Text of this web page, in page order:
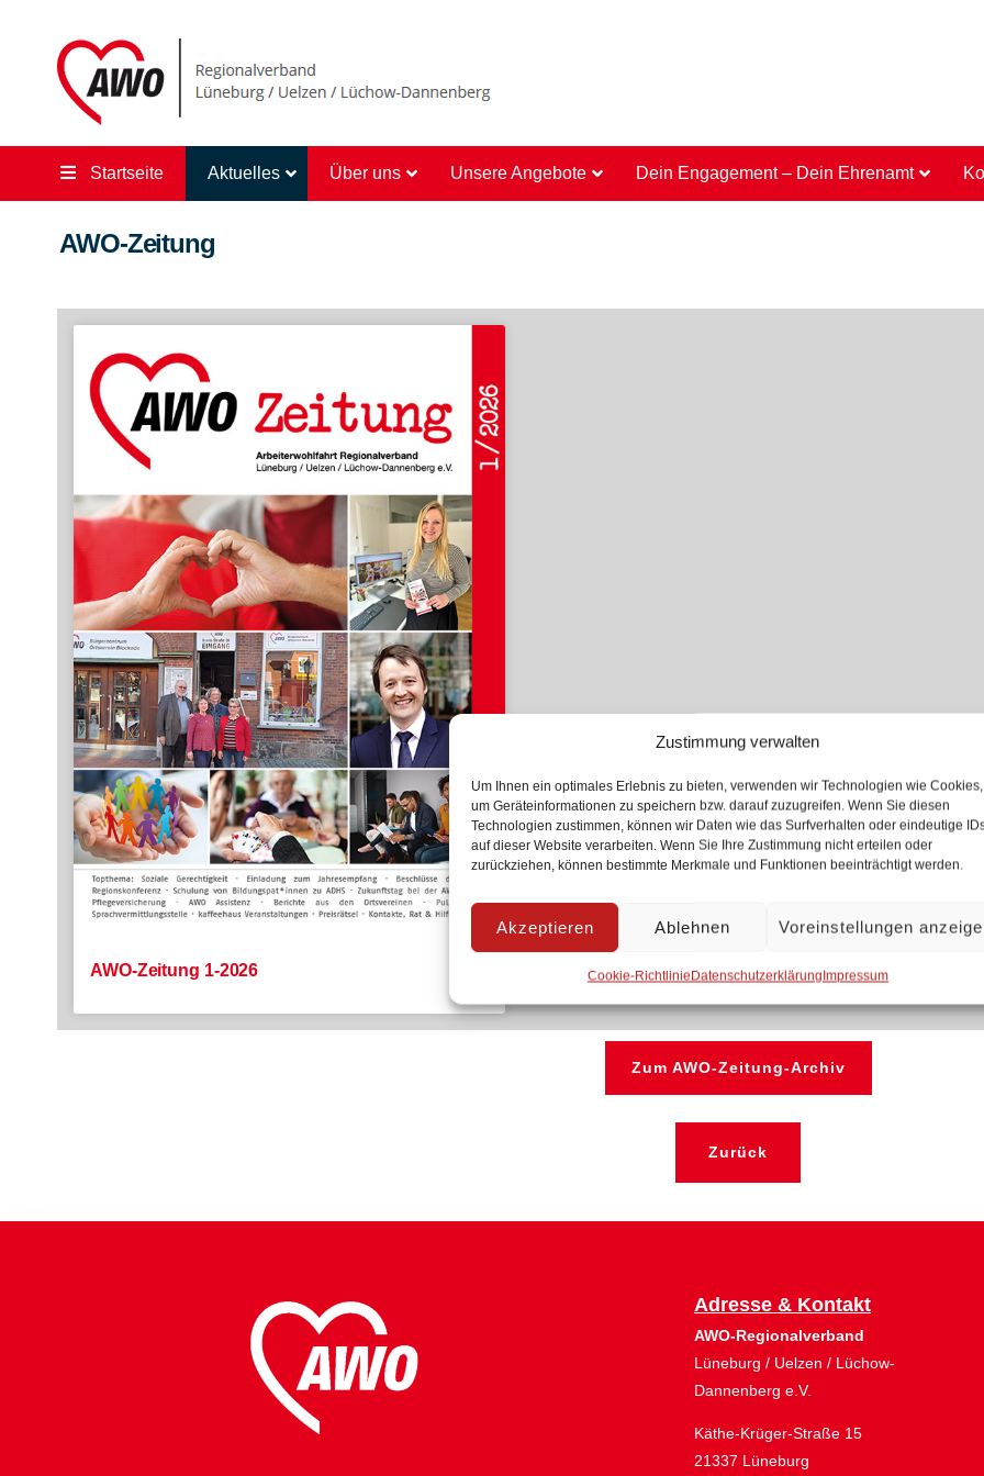
Zustimmung verwalten
Um Ihnen ein optimales Erlebnis zu bieten, verwenden wir Technologien wie Cookies,
um Geräteinformationen zu speichern bzw. darauf zuzugreifen. Wenn Sie diesen
Technologien zustimmen, können wir Daten wie das Surfverhalten oder eindeutige
auf dieser Website verarbeiten. Wenn Sie Ihre Zustimmung nicht erteilen oder
zurückziehen, können bestimmte Merkmale und Funktionen beeinträchtigt werden.
Akzeptieren Ablehnen Voreinstellungen
Cookie-RichtlinieDatenschutzerklärungImpressum
Startseite Aktuelles Über uns Unsere Angebote Dein Engagement – Dein Ehrenamt
AWO-Zeitung
AWO-Zeitung 1-2026
Zum AWO-Zeitung-Archiv
Zurück
Adresse & Kontakt
AWO-Regionalverband
Lüneburg / Uelzen / Lüchow-
Dannenberg e.V.
Käthe-Krüger-Straße 15
21337 Lüneburg